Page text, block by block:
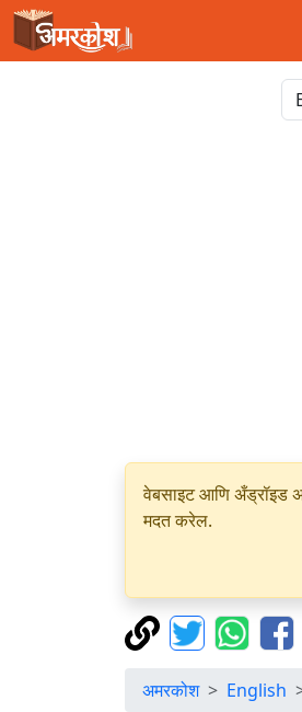
वेबसाइट आणि अँड्रॉइड
मदत करेल.
अमरकोश English